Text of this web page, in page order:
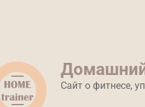
Сайт о фитнесе,